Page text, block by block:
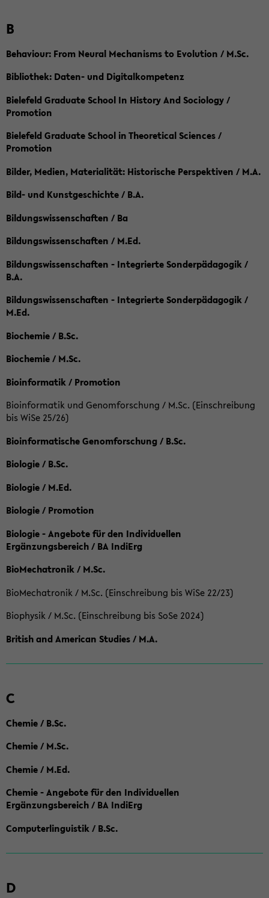
B
Behaviour: From Neural Mechanisms to Evolution / M.Sc.
Bibliothek: Daten- und Digitalkompetenz
Bielefeld Graduate School In History And Sociology /
Promotion
Bielefeld Graduate School in Theoretical Sciences /
Promotion
Bilder, Medien, Materialität: Historische Perspektiven / M.A.
Bild- und Kunstgeschichte / B.A.
Bildungswissenschaften / Ba
Bildungswissenschaften / M.Ed.
Bildungswissenschaften - Integrierte Sonderpädagogik /
B.A.
Bildungswissenschaften - Integrierte Sonderpädagogik /
M.Ed.
Biochemie / B.Sc.
Biochemie / M.Sc.
Bioinformatik / Promotion
Bioinformatik und Genomforschung / M.Sc. (Einschreibung
bis WiSe 25/26)
Bioinformatische Genomforschung / B.Sc.
Biologie / B.Sc.
Biologie / M.Ed.
Biologie / Promotion
Biologie - Angebote für den Individuellen
Ergänzungsbereich / BA IndiErg
BioMechatronik / M.Sc.
BioMechatronik / M.Sc. (Einschreibung bis WiSe 22/23)
Biophysik / M.Sc. (Einschreibung bis SoSe 2024)
British and American Studies / M.A.
C
Chemie / B.Sc.
Chemie / M.Sc.
Chemie / M.Ed.
Chemie - Angebote für den Individuellen
Ergänzungsbereich / BA IndiErg
Computerlinguistik / B.Sc.
D